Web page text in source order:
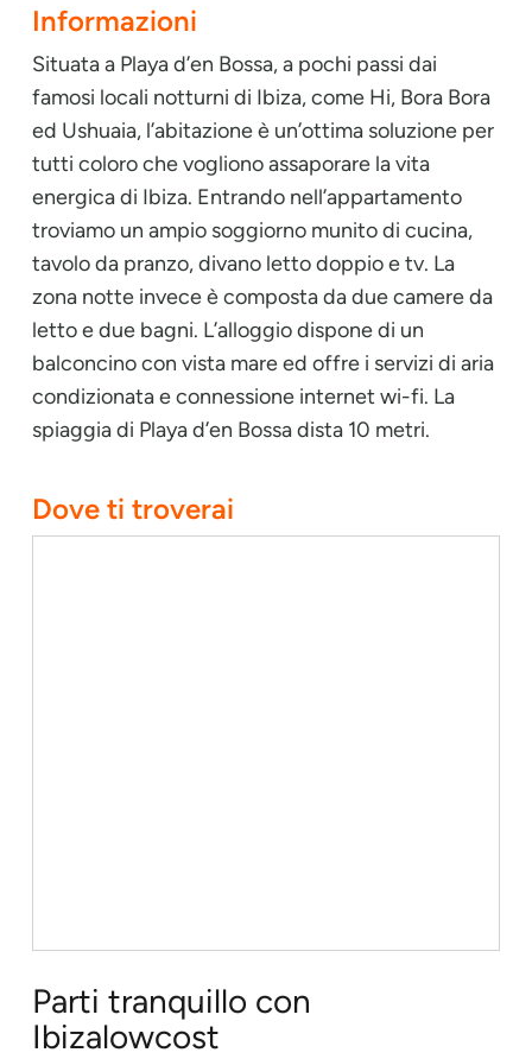
Informazioni
Situata a Playa d’en Bossa, a pochi passi dai
famosi locali notturni di Ibiza, come Hi, Bora Bora
ed Ushuaia, l’abitazione è un’ottima soluzione per
tutti coloro che vogliono assaporare la vita
energica di Ibiza. Entrando nell’appartamento
troviamo un ampio soggiorno munito di cucina,
tavolo da pranzo, divano letto doppio e tv. La
zona notte invece è composta da due camere da
letto e due bagni. L’alloggio dispone di un
balconcino con vista mare ed offre i servizi di aria
condizionata e connessione internet wi-fi. La
spiaggia di Playa d’en Bossa dista 10 metri.
Dove ti troverai
Parti tranquillo con
Ibizalowcost